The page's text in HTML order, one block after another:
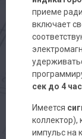
приеме
включает
сек до 4
Имеется
коллектор),
импульс на